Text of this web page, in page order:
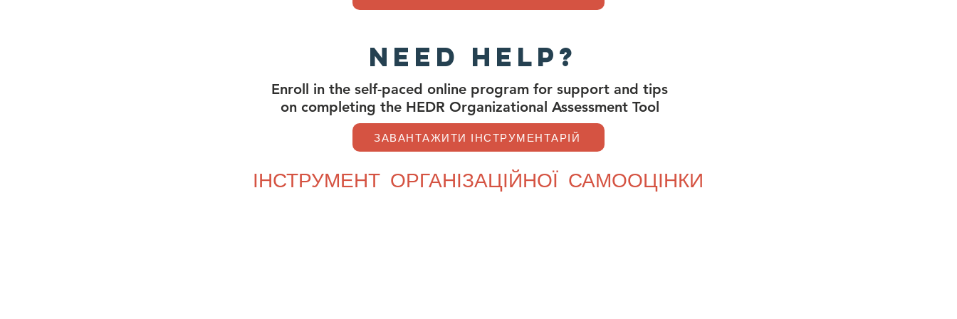
Need Help?
Enroll in the self-paced online program for support and tips
on completing the HEDR Organizational Assessment Tool
ЗАВАНТАЖИТИ ІНСТРУМЕНТАРІЙ
ІНСТРУМЕНТ ОРГАНІЗАЦІЙНОЇ САМООЦІНКИ